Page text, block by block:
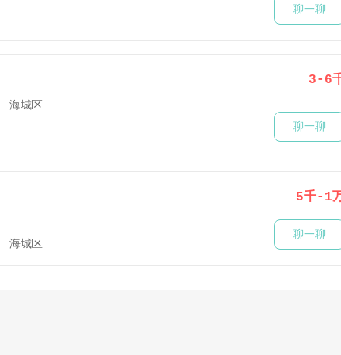
聊一聊
海城区
3-6
聊一聊
海城区
5千-1
聊一聊